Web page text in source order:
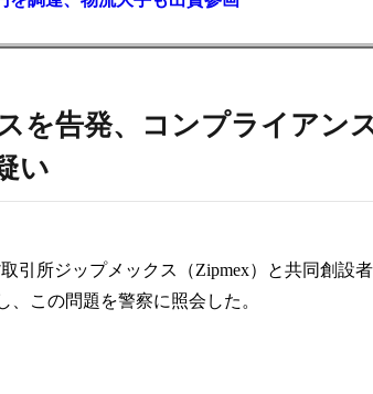
を告発、コンプライアン
い
引所ジップメックス（Zipmex）と共同創設
この問題を警察に照会した。